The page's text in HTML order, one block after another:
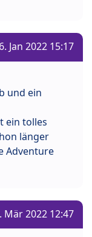
Jan 2022 15:17
und ein
ein tolles
länger
Adventure
Mär 2022 12:47